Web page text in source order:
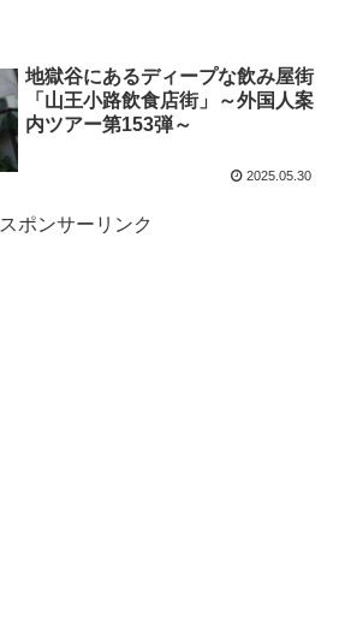
地獄谷にあるディープな飲み屋街
「山王小路飲食店街」～外国人案
内ツアー第153弾～
2025.05.30
スポンサーリンク